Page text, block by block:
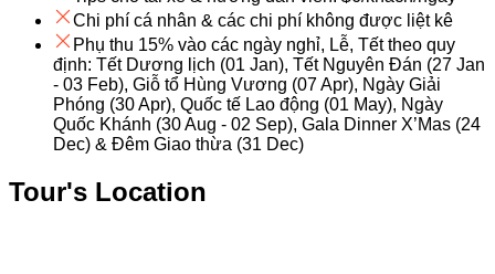
Chi phí cá nhân & các chi phí không được liệt kê
Phụ thu 15% vào các ngày nghỉ, Lễ, Tết theo quy
định: Tết Dương lịch (01 Jan), Tết Nguyên Đán (27 Jan
- 03 Feb), Giỗ tổ Hùng Vương (07 Apr), Ngày Giải
Phóng (30 Apr), Quốc tế Lao động (01 May), Ngày
Quốc Khánh (30 Aug - 02 Sep), Gala Dinner X’Mas (24
Dec) & Đêm Giao thừa (31 Dec)
Tour's Location